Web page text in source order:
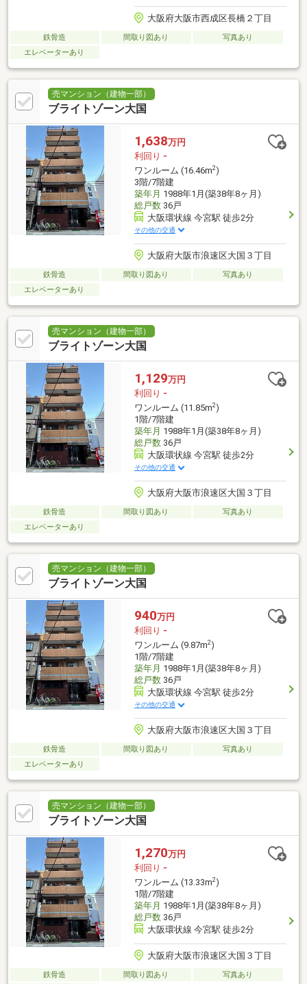
大阪府大阪市西成区長橋２丁目
鉄骨造 間取り図あり
写真あり
エレベーターあり
売マンション（建物一部）
ブライトゾーン大国
1,638万円
利回り -
ワンルーム (16.46m2)
3階/7階建
築年月 1988年1月(築38年8ヶ月)
総戸数36戸
大阪環状線 今宮駅 徒歩2分
その他の交通
大阪府大阪市浪速区大国３丁目
鉄骨造 間取り図あり
写真あり
エレベーターあり
売マンション（建物一部）
ブライトゾーン大国
1,129万円
利回り -
ワンルーム (11.85m2)
1階/7階建
築年月 1988年1月(築38年8ヶ月)
総戸数36戸
大阪環状線 今宮駅 徒歩2分
その他の交通
大阪府大阪市浪速区大国３丁目
鉄骨造 間取り図あり
写真あり
エレベーターあり
売マンション（建物一部）
ブライトゾーン大国
940万円
利回り -
ワンルーム (9.87m2)
1階/7階建
築年月 1988年1月(築38年8ヶ月)
総戸数36戸
大阪環状線 今宮駅 徒歩2分
その他の交通
大阪府大阪市浪速区大国３丁目
鉄骨造 間取り図あり
写真あり
エレベーターあり
売マンション（建物一部）
ブライトゾーン大国
1,270万円
利回り -
ワンルーム (13.33m2)
1階/7階建
築年月 1988年1月(築38年8ヶ月)
総戸数36戸
大阪環状線 今宮駅 徒歩2分
大阪府大阪市浪速区大国３丁目
鉄骨造 間取り図あり 写真あり